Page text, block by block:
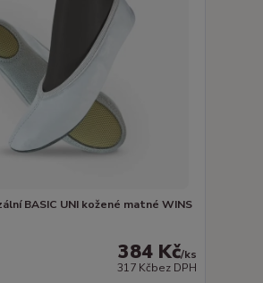
BASIC UNI kožené matné WINS
384 Kč/ks
317 Kčbez DPH